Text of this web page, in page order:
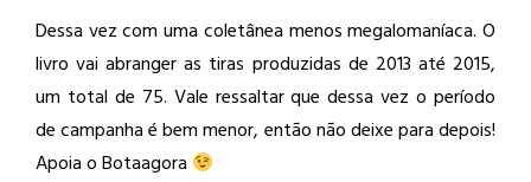
Dessa vez com uma coletânea menos megalomaníaca. O
livro vai abranger as tiras produzidas de 2013 até 2015,
um total de 75. Vale ressaltar que dessa vez o período
de campanha é bem menor, então não deixe para depois!
Apoia o Botaagora